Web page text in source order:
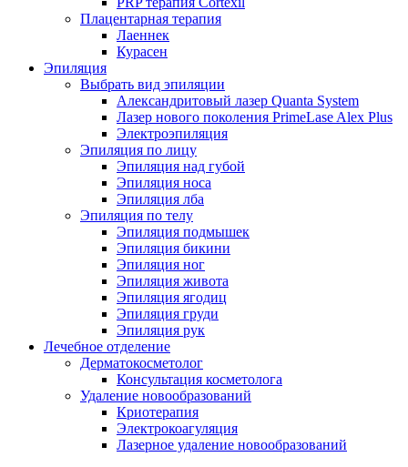
Плацентарная терапия
Лаеннек
Курасен
Эпиляция
Выбрать вид эпиляции
Александритовый лазер Quanta System
Лазер нового поколения PrimeLase Alex Plus
Электроэпиляция
Эпиляция по лицу
Эпиляция над губой
Эпиляция носа
Эпиляция лба
Эпиляция по телу
Эпиляция подмышек
Эпиляция бикини
Эпиляция ног
Эпиляция живота
Эпиляция ягодиц
Эпиляция груди
Эпиляция рук
Лечебное отделение
Дерматокосметолог
Консультация косметолога
Удаление новообразований
Криотерапия
Электрокоагуляция
Лазерное удаление новообразований